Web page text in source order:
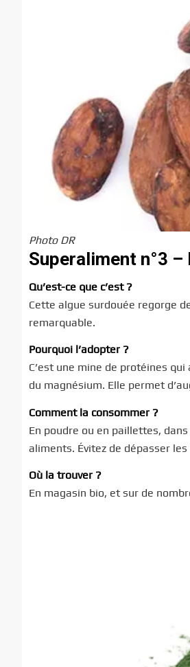
Photo DR
Superaliment n°3
Qu’est-ce que c’est ?
Cette algue surdouée regorge
remarquable.
Pourquoi l’adopter ?
C’est une mine de protéines
du magnésium. Elle permet
Comment la consommer ?
En poudre ou en paillettes,
aliments. Évitez de dépasser
Où la trouver ?
En magasin bio, et sur de